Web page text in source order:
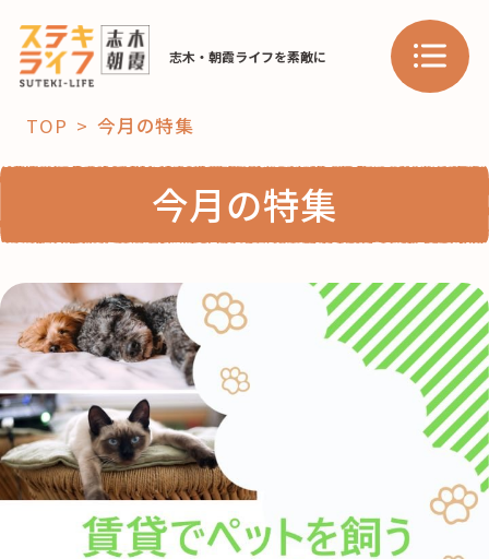
志木・朝霞ライフを素敵に
「コト」
子育て
暮らし
おすすめ
スポット 学び・教育
「場」
HAREL
TOP 今月の特集
今月の特集